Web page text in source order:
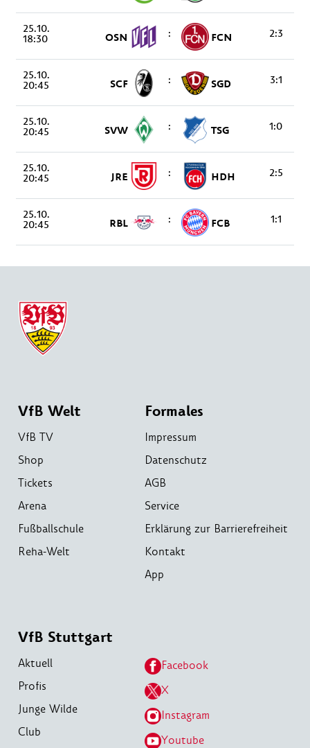
25.10.
18:30 OSN : FCN 2:3
25.10.
20:45 SCF : SGD 3:1
25.10.
20:45 SVW : TSG 1:0
25.10.
20:45 JRE : HDH 2:5
25.10.
20:45 RBL : FCB 1:1
VfB Welt
VfB TV
Shop
Tickets
Arena
Fußballschule
Reha-Welt
Formales
Impressum
Datenschutz
AGB
Service
Erklärung zur Barrierefreiheit
Kontakt
App
VfB Stuttgart
Aktuell
Profis
Junge Wilde
Club
Facebook
X
Instagram
Youtube